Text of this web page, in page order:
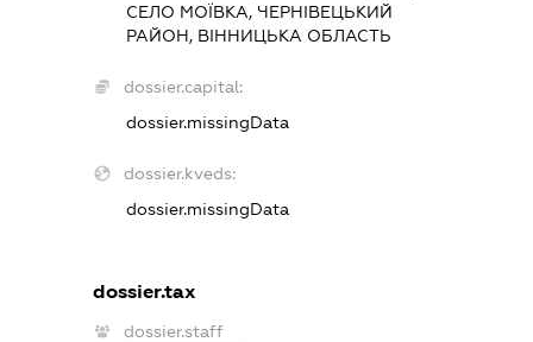
СЕЛО МОЇВКА, ЧЕРНІВЕЦЬКИЙ
РАЙОН, ВІННИЦЬКА ОБЛАСТЬ
dossier.capital:
dossier.missingData
dossier.kveds:
dossier.missingData
dossier.tax
dossier.staff